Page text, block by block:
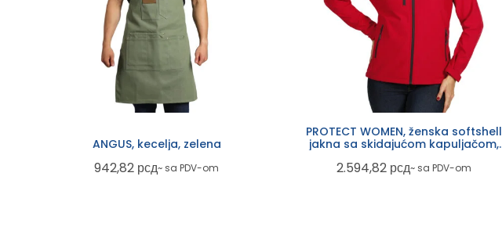
ANGUS, kecelja, zelena
942,82 рсд~ sa PDV-om
PROTECT WOMEN, ženska softshell
jakna sa skidajućom kapuljačom,
2.594,82 рсд~ sa PDV-om